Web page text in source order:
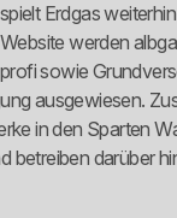
Erdgas
werden
sowie
ausgewiesen.
in den Sparten
betreiben darüber